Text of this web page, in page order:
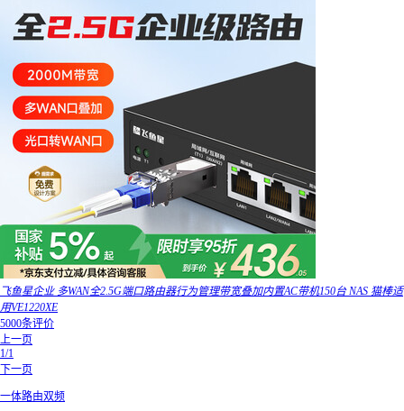
飞鱼星企业 多WAN全2.5G端口路由器行为管理带宽叠加内置AC带机150台 NAS 猫棒适
用VE1220XE
5000条评价
上一页
1/1
下一页
一体路由双频